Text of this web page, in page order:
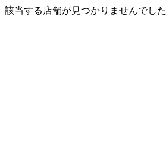
該当する店舗が見つかりませんでした